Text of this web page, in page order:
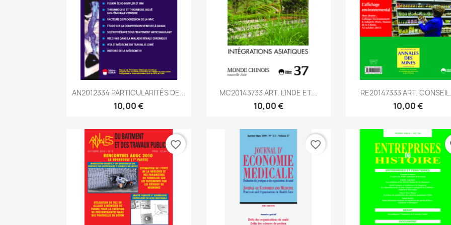
Aperçu rapide
AN2012334 PARTICULARITÉS DE...
10,00 €
Aperçu rapide
MC20143733 ART. L'INDE ET...
10,00 €
Aperçu rapide
RE20147333 ART.
10,00 €
favorite_border favorite_border